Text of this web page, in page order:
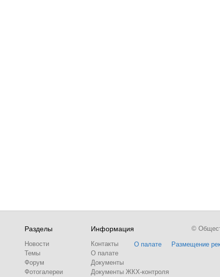
Разделы
Новости
Темы
Форум
Фотогалереи
Информация
Контакты
О палате
Документы
Документы ЖКХ-контроля
О палате Размещение
©